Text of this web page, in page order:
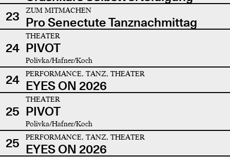
23
ZUM MITMACHEN
Pro Senectute Tanznachmittag
24
THEATER
PIVOT
Polivka/Hafner/Koch
24 PERFORMANCE, TANZ, THEATER
EYES ON 2026
25
THEATER
PIVOT
Polivka/Hafner/Koch
25 PERFORMANCE, TANZ, THEATER
EYES ON 2026